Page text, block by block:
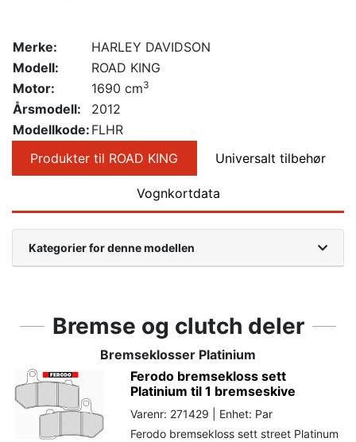
Merke:
HARLEY DAVIDSON
Modell:
ROAD KING
Motor:
1690 cm3
Årsmodell:
2012
Modellkode: FLHR
Produkter til ROAD KING
Universalt tilbehør
Vognkortdata
Kategorier for denne modellen
Bremse og clutch deler
Bremseklosser Platinium
Ferodo bremsekloss sett
Platinium til 1 bremseskive
Varenr: 271429 | Enhet: Par
Ferodo bremsekloss sett street Platinum